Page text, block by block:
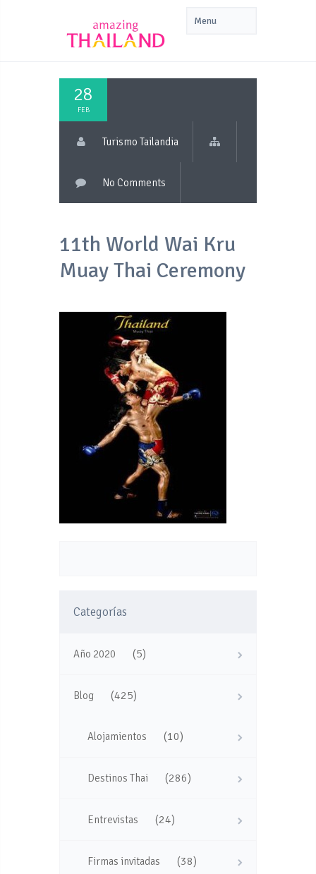
28
FEB
Turismo Tailandia
No Comments
11th World Wai Kru
Muay Thai Ceremony
Categorías
Año 2020 (5)
Blog (425)
Alojamientos (10)
Destinos Thai (286)
Entrevistas (24)
Firmas invitadas (38)